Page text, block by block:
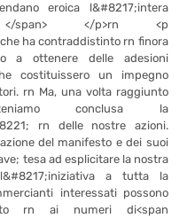
eroica l&#8217;intera
</span> </p>rn <p
ha contraddistinto rn finora
a ottenere delle adesioni
costituissero un impegno
rn Ma, una volta raggiunto
conclusa la
rn delle nostre azioni.
del manifesto e dei suoi
tesa ad esplicitare la nostra
a tutta la
interessati possono
rn ai numeri di<span